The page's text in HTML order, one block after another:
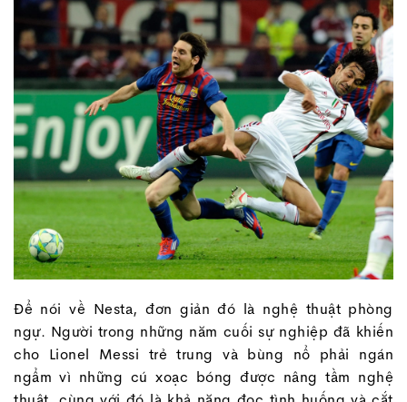
Để nói về Nesta, đơn giản đó là nghệ thuật phòng
ngự. Người trong những năm cuối sự nghiệp đã khiến
cho Lionel Messi trẻ trung và bùng nổ phải ngán
ngẩm vì những cú xoạc bóng được nâng tầm nghệ